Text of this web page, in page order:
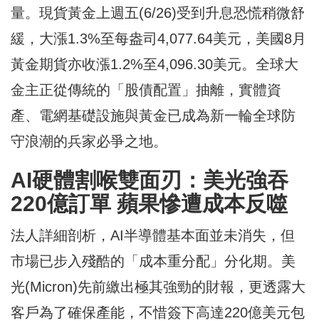
量。現貨黃金上週五(6/26)受到升息恐慌稍微舒
緩，大漲1.3%至每盎司4,077.64美元，美國8月
黃金期貨亦收漲1.2%至4,096.30美元。全球大
金主正從傳統的「股債配置」抽離，實體資
產、電網基礎設施與黃金已成為新一輪全球防
守浪潮的兵家必爭之地。
AI硬體割喉雙面刃：美光強吞
220億訂單 蘋果慘遭成本反噬
法人詳細剖析，AI半導體基本面並未消失，但
市場已步入殘酷的「成本重分配」分化期。美
光(Micron)先前繳出極其強勁的財報，更透露大
客戶為了確保產能，不惜簽下高達220億美元包